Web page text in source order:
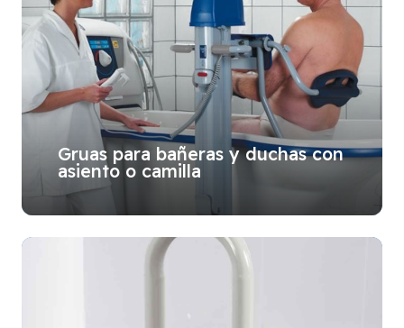
Gruas para bañeras y duchas con
asiento o camilla